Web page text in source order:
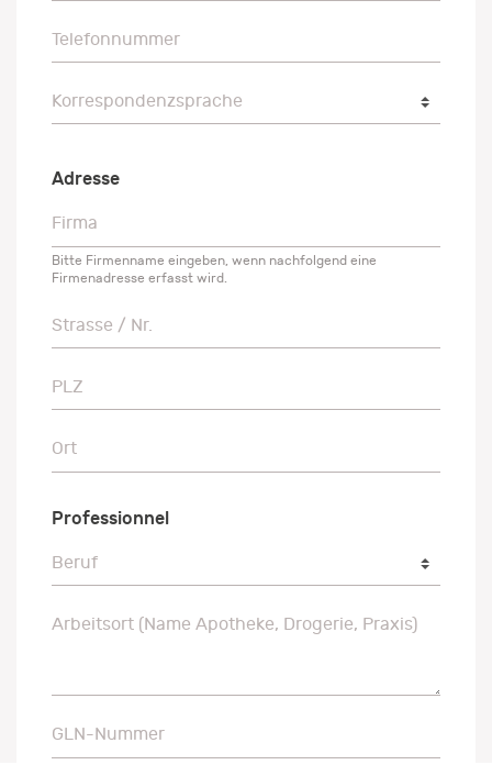
Telefonnummer
Telefonnummer
Korrespondenzsprache
Korrespondenzsprache
Adresse
Firma
Firma
Bitte Firmenname eingeben, wenn nachfolgend eine
Firmenadresse erfasst wird.
Strasse / Nr.
Strasse / Nr.
PLZ
PLZ
Ort
Ort
Professionnel
Beruf
Beruf
Arbeitsort (Name Apotheke, Drogerie, Praxis)
Arbeitsort (Name Apotheke, Drogerie, Praxis)
GLN-Nummer
GLN-Nummer